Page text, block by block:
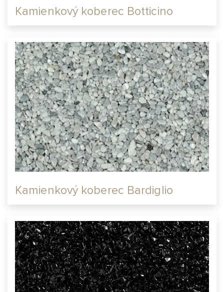
Kamienkový koberec Botticino
Kamienkový koberec Bardiglio